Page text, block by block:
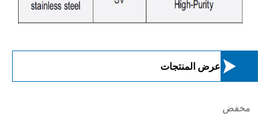
 عرض المنتجات
مخفض